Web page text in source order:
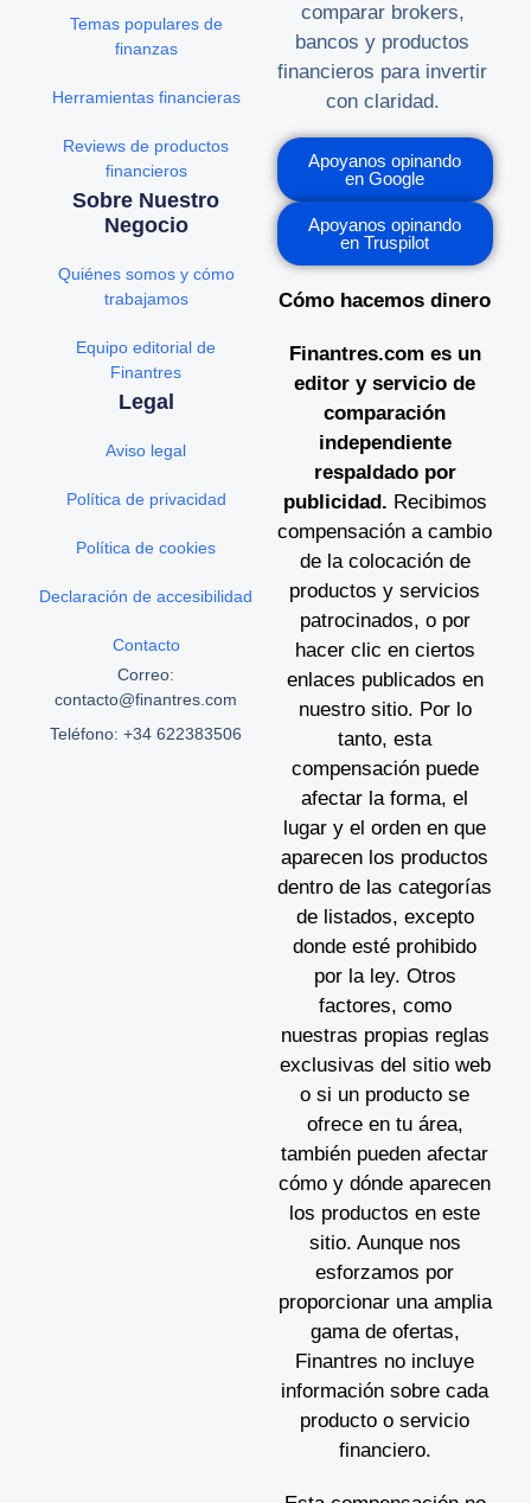
comparar brokers,
bancos y productos
financieros para invertir
con claridad.
Apoyanos opinando
en Google
Apoyanos opinando
en Truspilot
Cómo hacemos dinero
Finantres.com es un
editor y servicio de
comparación
independiente
respaldado por
publicidad. Recibimos
compensación a cambio
de la colocación de
productos y servicios
patrocinados, o por
hacer clic en ciertos
enlaces publicados en
nuestro sitio. Por lo
tanto, esta
compensación puede
afectar la forma, el
lugar y el orden en que
aparecen los productos
dentro de las categorías
de listados, excepto
donde esté prohibido
por la ley. Otros
factores, como
nuestras propias reglas
exclusivas del sitio web
o si un producto se
ofrece en tu área,
también pueden afectar
cómo y dónde aparecen
los productos en este
sitio. Aunque nos
esforzamos por
proporcionar una amplia
gama de ofertas,
Finantres no incluye
información sobre cada
producto o servicio
financiero.
Temas populares de
finanzas
Herramientas financieras
Reviews de productos
financieros
Sobre Nuestro
Negocio
Quiénes somos y cómo
trabajamos
Equipo editorial de
Finantres
Legal
Aviso legal
Política de privacidad
Política de cookies
Declaración de accesibilidad
Contacto
Correo:
contacto@finantres.com
Teléfono: +34 622383506